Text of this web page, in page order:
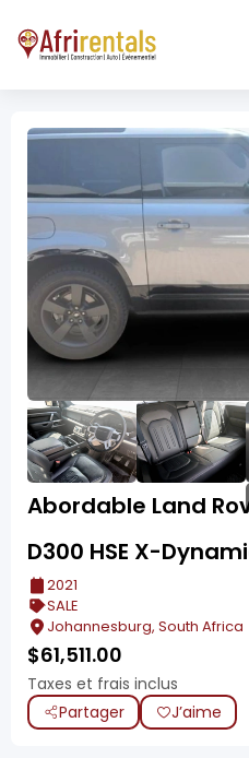
Abordable Land
D300 HSE X-
2021
SALE
Johannesburg, South Africa
$61,511.00
Taxes et frais inclus
Partager
J’aime